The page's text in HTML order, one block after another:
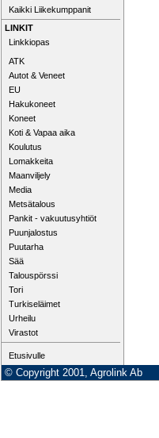
Kaikki Liikekumppanit
LINKIT
Linkkiopas
ATK
Autot & Veneet
EU
Hakukoneet
Koneet
Koti & Vapaa aika
Koulutus
Lomakkeita
Maanviljely
Media
Metsätalous
Pankit - vakuutusyhtiöt
Puunjalostus
Puutarha
Sää
Talouspörssi
Tori
Turkiseläimet
Urheilu
Virastot
Etusivulle
© Copyright 2001, Agrolink Ab